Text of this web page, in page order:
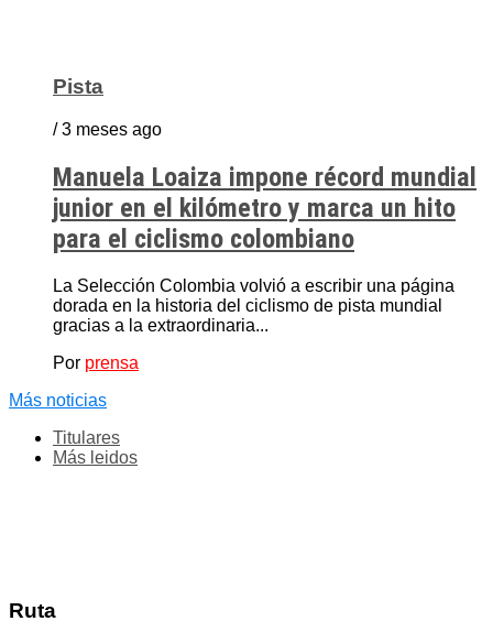
Pista
/ 3 meses ago
Manuela Loaiza impone récord mundial
junior en el kilómetro y marca un hito
para el ciclismo colombiano
La Selección Colombia volvió a escribir una página
dorada en la historia del ciclismo de pista mundial
gracias a la extraordinaria...
Por prensa
Más noticias
Titulares
Más leidos
Ruta